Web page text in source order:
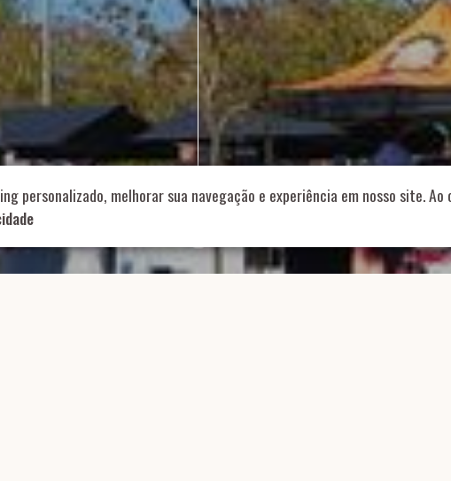
– Vila Romana, São Paulo – SP | 55 11 99178-5848 |
Role para continar
personalizado, melhorar sua navegação e experiência em nosso site.